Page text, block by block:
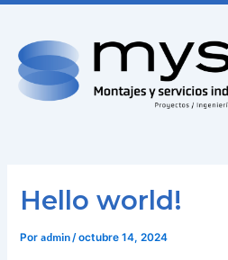
Ir
contenido
Hello world!
Poradmin/octubre 14, 2024